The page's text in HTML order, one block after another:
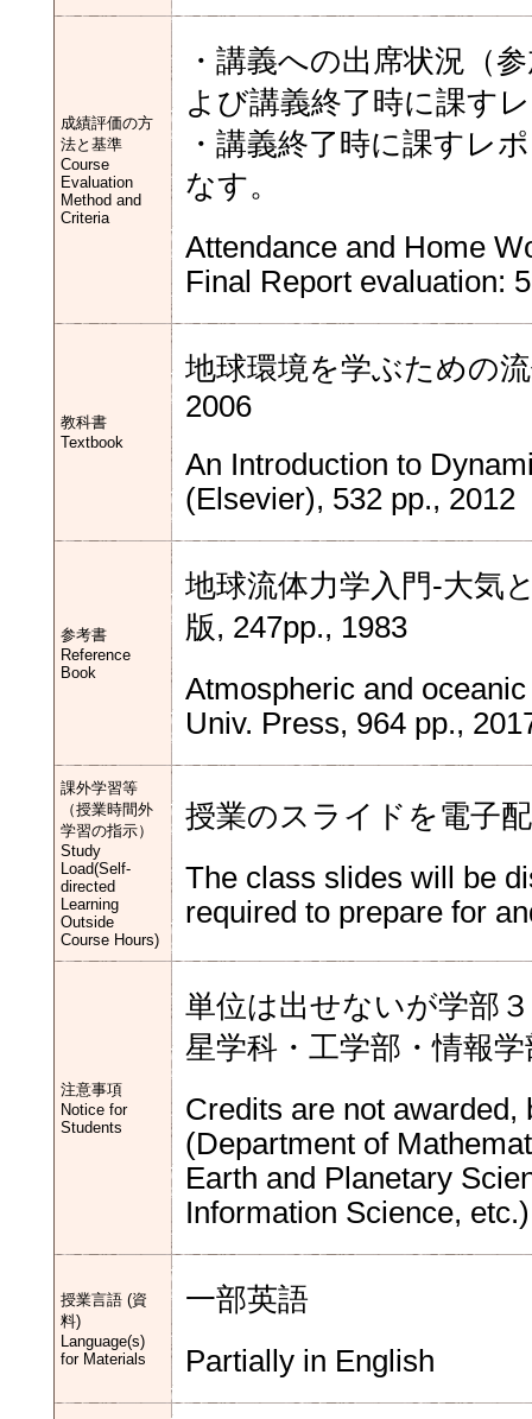
成績評価の方
法と基準
Course
Evaluation
Method and
Criteria
・講義への出席状況（
よび講義終了時に課す
・講義終了時に課すレ
なす。
Attendance and Home
Final Report evaluation:
教科書
Textbook
地球環境を学ぶための
2006
An Introduction to
(Elsevier), 532 pp., 2012
参考書
Reference
Book
地球流体力学入門-大気
版, 247pp., 1983
Atmospheric and
Univ. Press, 964 pp.,
課外学習等
（授業時間外
学習の指示）
Study
Load(Self-
directed
Learning
Outside
Course Hours)
授業のスライドを電子
The class slides will be
required to prepare for
注意事項
Notice for
Students
単位は出せないが学部
星学科・工学部・情報
Credits are not awarded,
(Department of
Earth and Planetary
Information Science,
授業言語 (資
料)
Language(s)
for Materials
一部英語
Partially in English